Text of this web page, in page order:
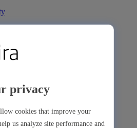
privacy
cookies that improve your
us analyze site performance and